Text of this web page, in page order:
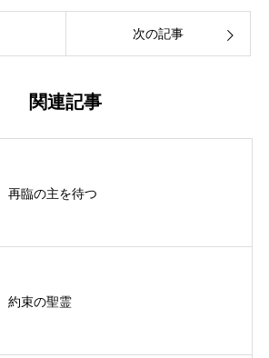
次の記事
関連記事
再臨の主を待つ
約束の聖霊